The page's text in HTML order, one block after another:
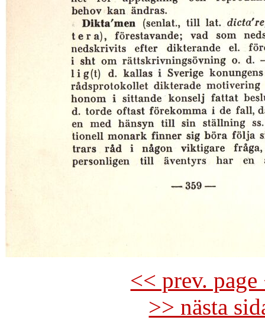
<< prev.
>> nästa